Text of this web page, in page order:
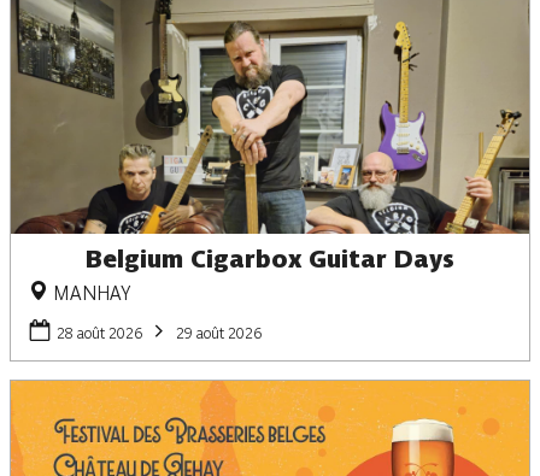
Belgium Cigarbox Guitar Days
MANHAY
28 août 2026 29 août 2026